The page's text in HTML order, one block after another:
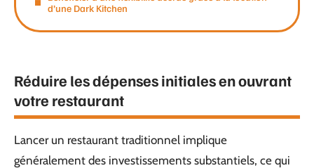
d’une Dark Kitchen
Réduire les dépenses initiales en ouvrant
votre restaurant
Lancer un restaurant traditionnel implique
généralement des investissements substantiels, ce qui